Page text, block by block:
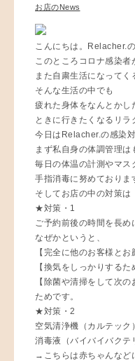
お店のNews
こんにちは。Relacher.
このところコロナ感染者
また自粛生活になってく
そんな生活の中でも
疲れた身体をなんとかし
ときに行きたくなるリラ
今日はRelacher.の感染
まず私自身の体調管理は
毎日の体温の計測やマス
手指消毒に努めておりま
そしてお店の中の対策は
★対策・1
ご予約前後の時間を長め
なぜかというと、
【完全に他のお客様とお
【換気をしっかりするた
【除菌や清掃をして次
ためです。
★対策・2
空気清浄機（カルテック）
消毒液（バイバイバクテ
→こちらは赤ちゃんなど